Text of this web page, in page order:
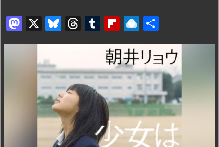
M
a
st
X
Bl
u
s
k
y
T
hr
a
d
s
T
u
m
bl
r
Fl
ip
b
o
ar
d
R
ai
n
dr
o
p.
io
有